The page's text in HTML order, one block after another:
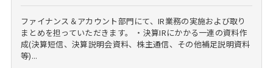
ファイナンス＆アカウント部門にて、IR業務の実施および取り
まとめを担っていただきます。 ・決算IRにかかる一連の資料作
成(決算短信、決算説明会資料、株主通信、その他補足説明資料
等)...